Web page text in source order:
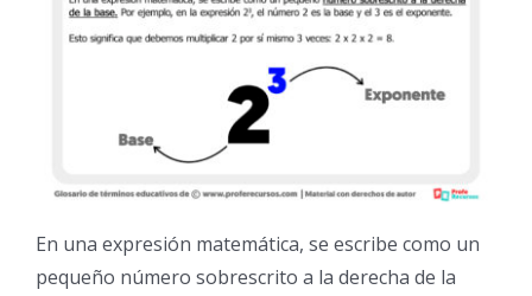
En una expresión matemática, se escribe como un
pequeño número sobrescrito a la derecha de la